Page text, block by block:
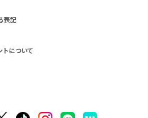
表記
トについて